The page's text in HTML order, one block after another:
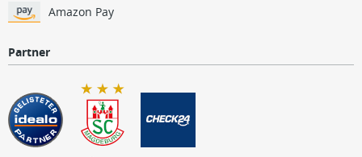
Amazon Pay
Partner